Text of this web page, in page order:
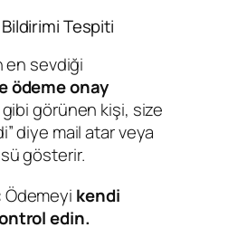
Tespiti
en sevdiği
ödeme onay
görünen kişi, size
diye mail atar veya
gösterir.
Ödemeyi kendi
edin.